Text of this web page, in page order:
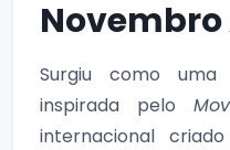
Novembro
Surgiu como
inspirada pelo
internacional